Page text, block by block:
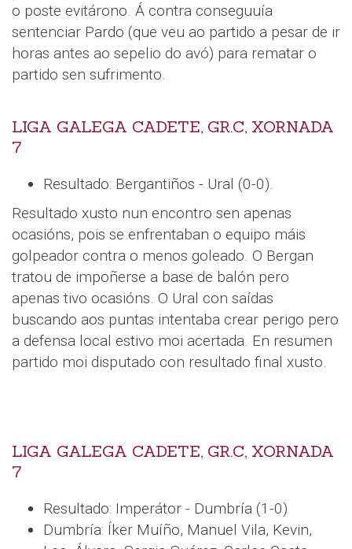
o poste evitárono. Á contra conseguuía
sentenciar Pardo (que veu ao partido a pesar de ir
horas antes ao sepelio do avó) para rematar o
partido sen sufrimento.
LIGA GALEGA CADETE, GR.C, XORNADA
7
Resultado: Bergantiños - Ural (0-0).
Resultado xusto nun encontro sen apenas
ocasións, pois se enfrentaban o equipo máis
golpeador contra o menos goleado. O Bergan
tratou de impoñerse a base de balón pero
apenas tivo ocasións. O Ural con saídas
buscando aos puntas intentaba crear perigo pero
a defensa local estivo moi acertada. En resumen
partido moi disputado con resultado final xusto.
LIGA GALEGA CADETE, GR.C, XORNADA
7
Resultado: Imperátor - Dumbría (1-0)
Dumbría: Íker Muíño, Manuel Vila, Kevin,